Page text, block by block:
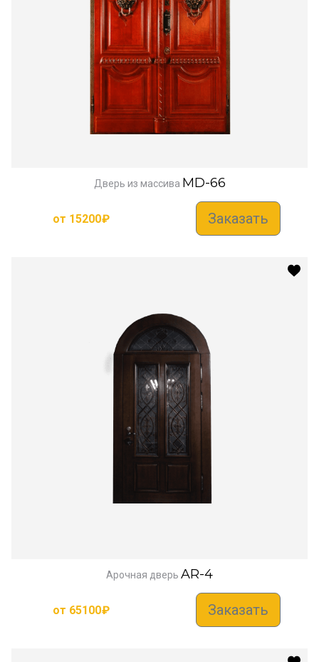
Дверь из массива MD-66
от 15200₽ Заказать
Арочная дверь AR-4
от 65100₽ Заказать